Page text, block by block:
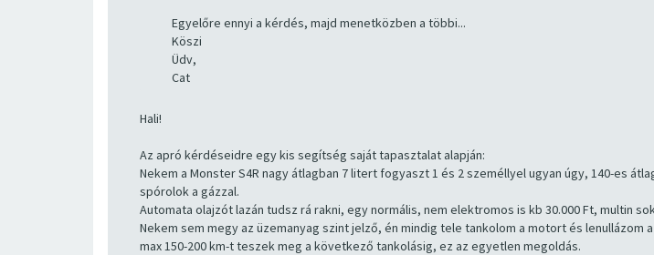
Egyelőre ennyi a kérdés, majd menetközben a többi...
Köszi
Üdv,
Cat
Hali!
Az apró kérdéseidre egy kis segítség saját tapasztalat alapján:
Nekem a Monster S4R nagy átlagban 7 litert fogyaszt 1 és 2 személlyel ugyan úgy, 140-es
spórolok a gázzal.
Automata olajzót lazán tudsz rá rakni, egy normális, nem elektromos is kb 30.000 Ft, multin
Nekem sem megy az üzemanyag szint jelző, én mindig tele tankolom a motort és lenullázom
max 150-200 km-t teszek meg a következő tankolásig, ez az egyetlen megoldás.